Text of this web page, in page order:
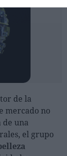
de la
mercado no
una
el grupo